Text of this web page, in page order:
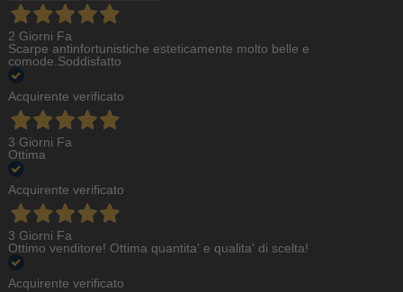
2 Giorni Fa
Scarpe antinfortunistiche esteticamente molto belle e
comode.Soddisfatto
Acquirente verificato
3 Giorni Fa
Ottima
Acquirente verificato
3 Giorni Fa
Ottimo venditore! Ottima quantita' e qualita' di scelta!
Acquirente verificato